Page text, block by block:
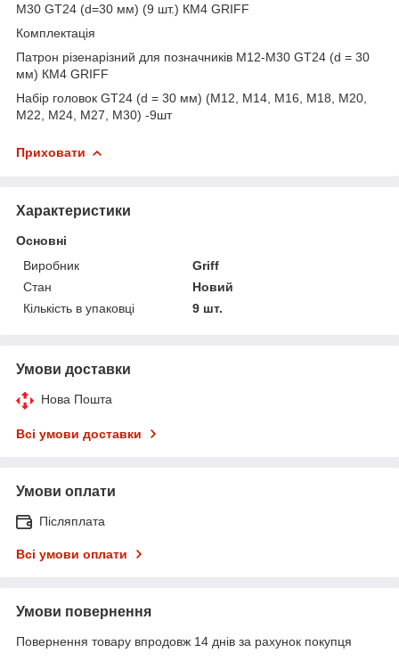
М30 GT24 (d=30 мм) (9 шт.) КМ4 GRIFF
Комплектація
Патрон різенарізний для позначників М12-М30 GT24 (d = 30
мм) КМ4 GRIFF
Набір головок GT24 (d = 30 мм) (М12, М14, М16, М18, М20,
М22, М24, М27, М30) -9шт
Приховати
Характеристики
Основні
Виробник
Griff
Стан
Новий
Кількість в упаковці
9 шт.
Умови доставки
Нова Пошта
Всі умови доставки
Умови оплати
Післяплата
Всі умови оплати
Умови повернення
Повернення товару впродовж 14 днів за рахунок покупця